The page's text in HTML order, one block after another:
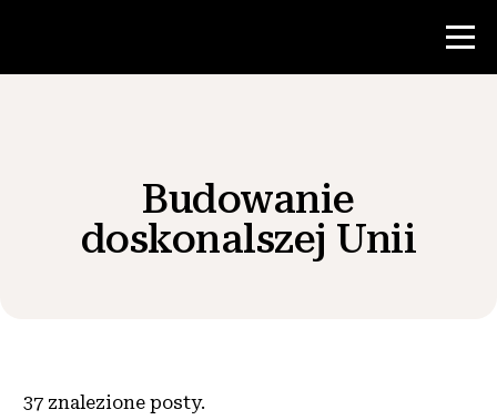
Zasoby dla nauczycieli
Zaangażować się
Budowanie
doskonalszej Unii
37 znalezione posty.